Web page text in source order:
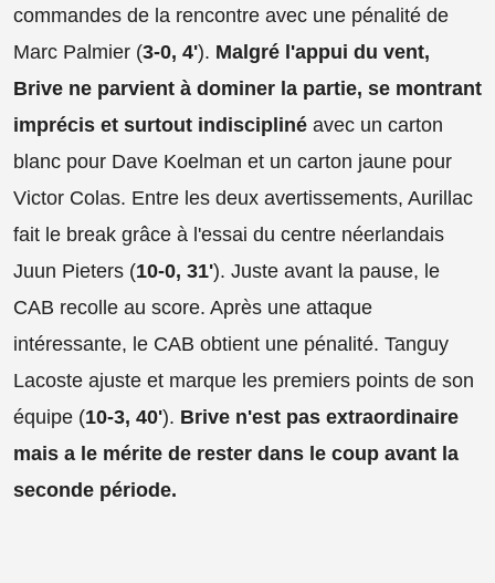
commandes de la rencontre avec une pénalité de
Marc Palmier (3-0, 4'). Malgré l'appui du vent,
Brive ne parvient à dominer la partie, se montrant
imprécis et surtout indiscipliné avec un carton
blanc pour Dave Koelman et un carton jaune pour
Victor Colas. Entre les deux avertissements, Aurillac
fait le break grâce à l'essai du centre néerlandais
Juun Pieters (10-0, 31'). Juste avant la pause, le
CAB recolle au score. Après une attaque
intéressante, le CAB obtient une pénalité. Tanguy
Lacoste ajuste et marque les premiers points de son
équipe (10-3, 40'). Brive n'est pas extraordinaire
mais a le mérite de rester dans le coup avant la
seconde période.